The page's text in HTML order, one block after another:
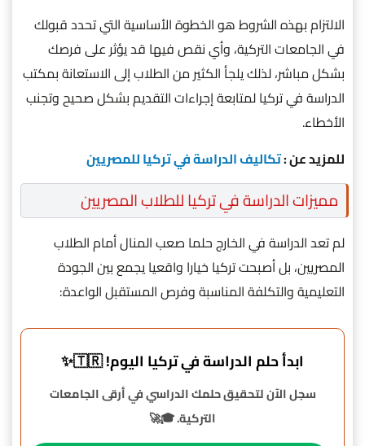
الالتزام بهذه الشروط هو الخطوة الأساسية التي تحدد قبولك
في الجامعات التركية، وأي نقص فيها قد يؤثر على فرصك
بشكل مباشر، لذلك يلجأ الكثير من الطلاب إلى الاستعانة بمكتب
الدراسة في تركيا لمتابعة إجراءات التقديم بشكل صحيح وتجنب
الأخطاء.
للمزيد عن :تكاليف الدراسة في تركيا للمصريين
مميزات الدراسة في تركيا للطلاب المصريين
لم تعد الدراسة في الخارج حلما صعب المنال أمام الطلاب
المصريين، بل أصبحت تركيا خيارا واقعيا يجمع بين الجودة
التعليمية والتكلفة المناسبة وفرص المستقبل الواعدة:
ابدأ حلم الدراسة في تركيا اليوم! 🇹🇷✨
سجل الآن لتحقيق حلمك الدراسي في أرقى الجامعات
التركية. 🎓🚀